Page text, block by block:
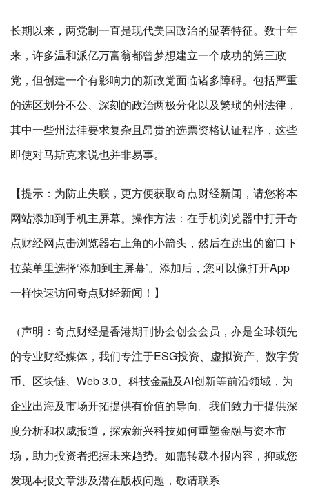
长期以来，两党制一直是现代美国政治的显著特征。数十年
来，许多温和派亿万富翁都曾梦想建立一个成功的第三政
党，但创建一个有影响力的新政党面临诸多障碍。包括严重
的选区划分不公、深刻的政治两极分化以及繁琐的州法律，
其中一些州法律要求复杂且昂贵的选票资格认证程序，这些
即使对马斯克来说也并非易事。
【提示：为防止失联，更方便获取奇点财经新闻，请您将本
网站添加到手机主屏幕。操作方法：在手机浏览器中打开奇
点财经网点击浏览器右上角的小箭头，然后在跳出的窗口下
拉菜单里选择‘添加到主屏幕’。添加后，您可以像打开App
一样快速访问奇点财经新闻！】
（声明：奇点财经是香港期刊协会创会会员，亦是全球领先
的专业财经媒体，我们专注于ESG投资、虚拟资产、数字货
币、区块链、Web 3.0、科技金融及AI创新等前沿领域，为
企业出海及市场开拓提供有价值的导向。我们致力于提供深
度分析和权威报道，探索新兴科技如何重塑金融与资本市
场，助力投资者把握未来趋势。如需转载本报内容，抑或您
发现本报文章涉及潜在版权问题，敬请联系